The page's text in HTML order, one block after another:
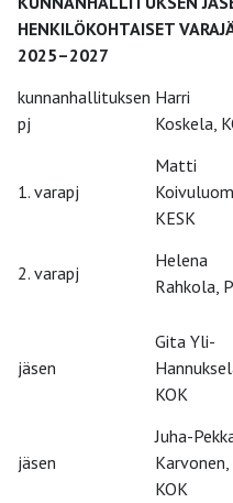
HENKILÖKOHTAISET
2025–2027
kunnanhallituksen
pj
Harri
Koskela,
1. varapj
Matti
KESK
2. varapj
Helena
Rahkola,
jäsen
Gita Yli-
KOK
jäsen
Juha-
Karvonen,
KOK